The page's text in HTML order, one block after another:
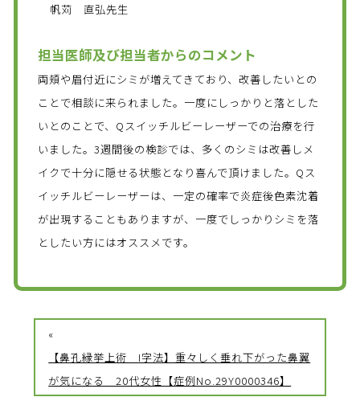
帆苅 直弘先生
担当医師及び担当者からのコメント
両頬や眉付近にシミが増えてきており、改善したいとの
ことで相談に来られました。一度にしっかりと落とした
いとのことで、Qスイッチルビーレーザーでの治療を行
いました。3週間後の検診では、多くのシミは改善しメ
イクで十分に隠せる状態となり喜んで頂けました。Qス
イッチルビーレーザーは、一定の確率で炎症後色素沈着
が出現することもありますが、一度でしっかりシミを落
としたい方にはオススメです。
«
【鼻孔縁挙上術 I字法】重々しく垂れ下がった鼻翼
が気になる 20代女性【症例No.29Y0000346】